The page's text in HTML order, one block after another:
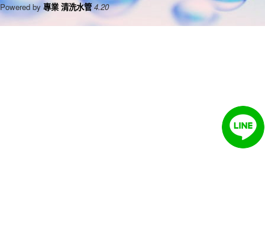
Powered by 專業 清洗水管 4.20